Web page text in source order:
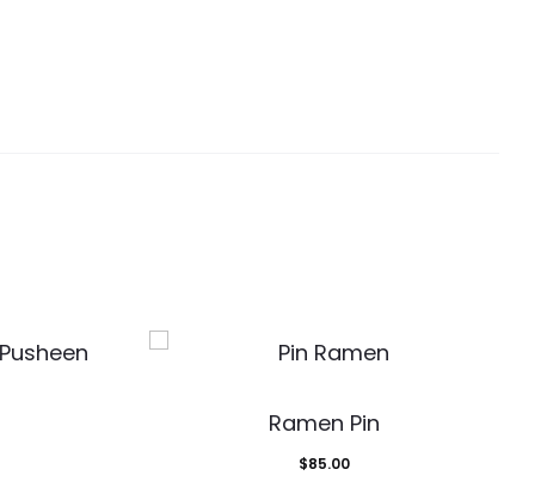
Ramen Pin
$85.00